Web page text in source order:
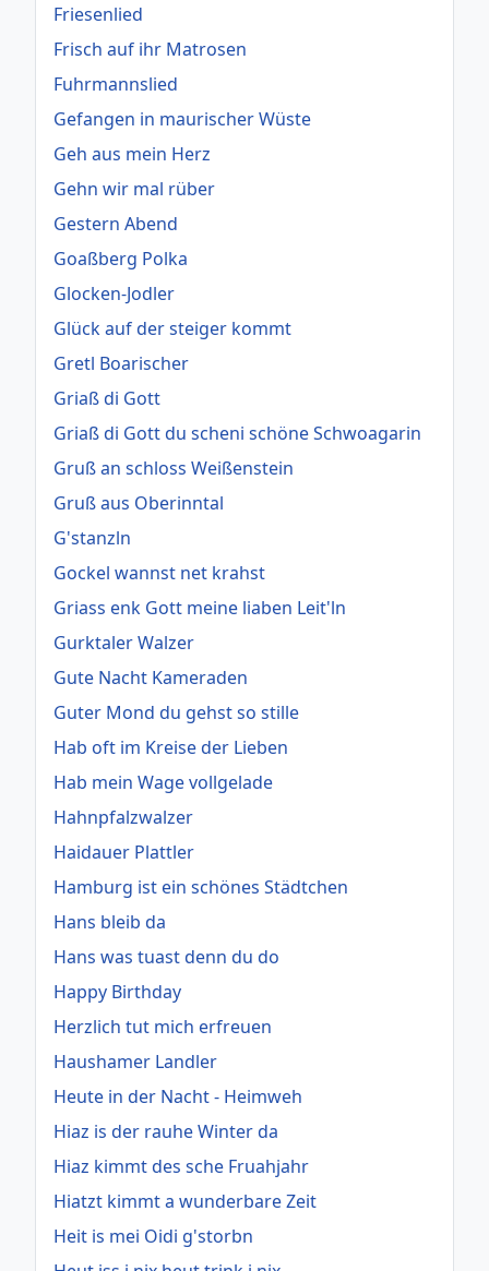
Friesenlied
Frisch auf ihr Matrosen
Fuhrmannslied
Gefangen in maurischer Wüste
Geh aus mein Herz
Gehn wir mal rüber
Gestern Abend
Goaßberg Polka
Glocken-Jodler
Glück auf der steiger kommt
Gretl Boarischer
Griaß di Gott
Griaß di Gott du scheni schöne Schwoagarin
Gruß an schloss Weißenstein
Gruß aus Oberinntal
G'stanzln
Gockel wannst net krahst
Griass enk Gott meine liaben Leit'ln
Gurktaler Walzer
Gute Nacht Kameraden
Guter Mond du gehst so stille
Hab oft im Kreise der Lieben
Hab mein Wage vollgelade
Hahnpfalzwalzer
Haidauer Plattler
Hamburg ist ein schönes Städtchen
Hans bleib da
Hans was tuast denn du do
Happy Birthday
Herzlich tut mich erfreuen
Haushamer Landler
Heute in der Nacht - Heimweh
Hiaz is der rauhe Winter da
Hiaz kimmt des sche Fruahjahr
Hiatzt kimmt a wunderbare Zeit
Heit is mei Oidi g'storbn